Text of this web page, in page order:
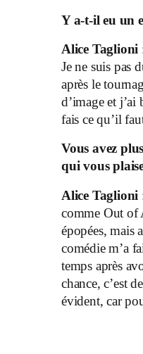
Y a-t-il eu un
Alice Taglioni
Je ne suis pas
après le
d’image et j’ai
fais ce qu’il
Vous avez
qui vous
Alice Taglioni
comme Out of
épopées, mais
comédie m’a
temps après
chance, c’est
évident, car